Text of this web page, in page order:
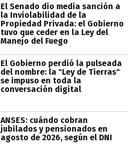
El Senado dio media sanción a
la Inviolabilidad de la
Propiedad Privada: el Gobierno
tuvo que ceder en la Ley del
Manejo del Fuego
El Gobierno perdió la pulseada
del nombre: la "Ley de Tierras"
se impuso en toda la
conversación digital
ANSES: cuándo cobran
jubilados y pensionados en
agosto de 2026, según el DNI